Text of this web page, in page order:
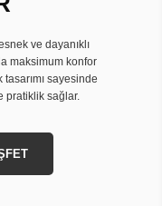
ve dayanıklı
maksimum konfor
sayesinde
pratiklik sağlar.